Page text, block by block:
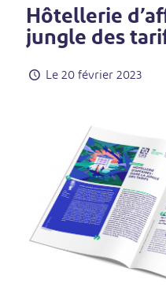
Hôtellerie
jungle des
Le 20 février 2023